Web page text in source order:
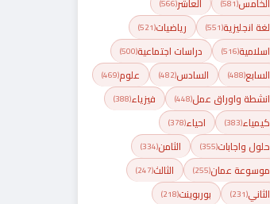
(581)
(566)
لغة انجليزية(551) رياضيات(521)
اسلامية(516) دراسات اجتماعية(500)
السابع(488) السادس(482) علوم(469)
انشطة واوراق عمل(448) فيزياء(388)
كيمياء(383) احياء(378)
حلول واجابات(355) الثامن(334)
موسوعة عمان(255) الثالث(247)
الثاني(231) بوربوينت(218)